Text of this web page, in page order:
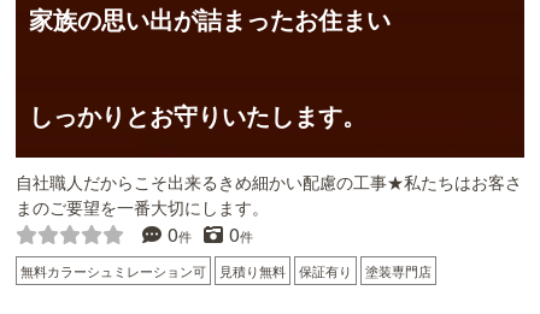
家族の思い出が詰まったお住まい
しっかりとお守りいたします。
自社職人だからこそ出来るきめ細かい配慮の工事★私たちはお客さ
まのご要望を一番大切にします。
0件 0件
無料カラーシュミレーション可 見積り無料 保証有り 塗装専門店